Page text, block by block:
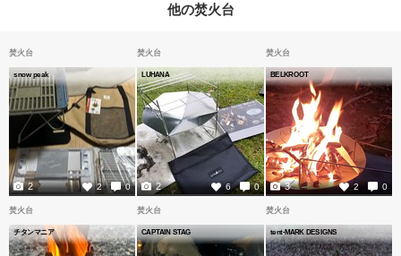
他の焚火台
焚火台
snow peak
2 0
2
焚火台
LUHANA
6 0
2
焚火台
BELKROOT
2 0
3
焚火台
チタンマニア
焚火台
CAPTAIN STAG
焚火台
tent-MARK DESIGNS